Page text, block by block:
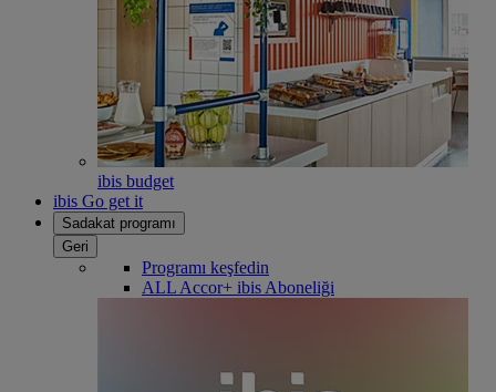
ibis budget
ibis Go get it
Sadakat programı
Geri
Programı keşfedin
ALL Accor+ ibis Aboneliği